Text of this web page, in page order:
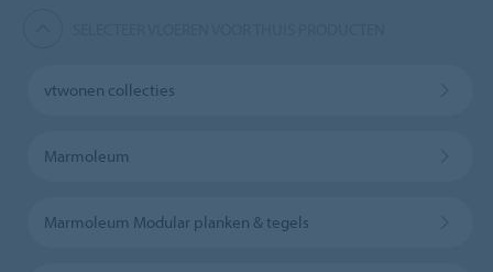
vtwonen collecties
Marmoleum
Marmoleum Modular planken & tegels